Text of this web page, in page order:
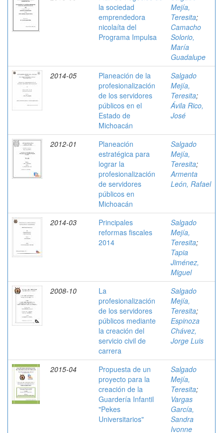
la sociedad
emprendedora
nicolaíta del
Programa Impulsa
Mejía,
Teresita;
Camacho
Solorio,
María
Guadalupe
2014-05
Planeación de la
profesionalización
de los servidores
públicos en el
Estado de
Michoacán
Salgado
Mejía,
Teresita;
Ávila Rico,
José
2012-01
Planeación
estratégica para
lograr la
profesionalización
de servidores
públicos en
Michoacán
Salgado
Mejía,
Teresita;
Armenta
León, Rafael
2014-03
Principales
reformas fiscales
2014
Salgado
Mejía,
Teresita;
Tapia
Jiménez,
Miguel
2008-10
La
profesionalización
de los servidores
públicos mediante
la creación del
servicio civil de
carrera
Salgado
Mejía,
Teresita;
Espinoza
Chávez,
Jorge Luis
2015-04
Propuesta de un
proyecto para la
creación de la
Guardería Infantil
"Pekes
Universitarios"
Salgado
Mejía,
Teresita;
Vargas
García,
Sandra
Ivonne